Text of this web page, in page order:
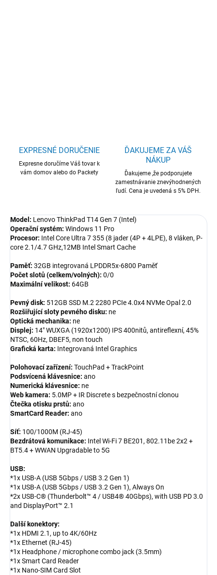
EXPRESNÉ DORUČENIE
Expresne doručíme Váš tovar k
vám domov alebo do Packety
ĎAKUJEME ZA VÁŠ
NÁKUP
Ďakujeme ,že podporujete
zamestnávanie znevýhodnených
ľudí. Cena je uvedená s 5% DPH.
Model: Lenovo ThinkPad T14 Gen 7 (Intel)
Operační systém: Windows 11 Pro
Procesor: Intel Core Ultra 7 355 (8 jader (4P + 4LPE), 8 vláken, P-
core 2.1/4.7 GHz,12MB Intel Smart Cache
Paměť: 32GB integrovaná LPDDR5x-6800 Paměť
Počet slotů (celkem/volných): 0/0
Maximální velikost: 64GB
Pevný disk: 512GB SSD M.2 2280 PCIe 4.0x4 NVMe Opal 2.0
Rozšiřující sloty pevného disku: ne
Optická mechanika: ne
Displej: 14" WUXGA (1920x1200) IPS 400nitů, antireflexní, 45%
NTSC, 60Hz, DBEF5, non touch
Grafická karta: Integrovaná Intel Graphics
Polohovací zařízení: TouchPad + TrackPoint
Podsvícená klávesnice: ano
Numerická klávesnice: ne
Web kamera: 5.0MP + IR Discrete s bezpečnostní clonou
Čtečka otisku prstů: ano
SmartCard Reader: ano
Síť: 100/1000M (RJ-45)
Bezdrátová komunikace: Intel Wi-Fi 7 BE201, 802.11be 2x2 +
BT5.4 + WWAN Upgradable to 5G
USB:
*1x USB-A (USB 5Gbps / USB 3.2 Gen 1)
*1x USB-A (USB 5Gbps / USB 3.2 Gen 1), Always On
*2x USB-C® (Thunderbolt™ 4 / USB4® 40Gbps), with USB PD 3.0
and DisplayPort™ 2.1
Další konektory:
*1x HDMI 2.1, up to 4K/60Hz
*1x Ethernet (RJ-45)
*1x Headphone / microphone combo jack (3.5mm)
*1x Smart Card Reader
*1x Nano-SIM Card Slot